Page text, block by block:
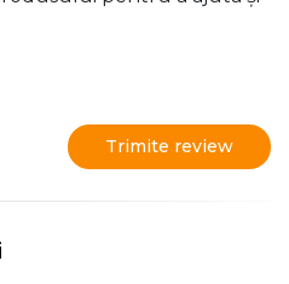
Trimite review